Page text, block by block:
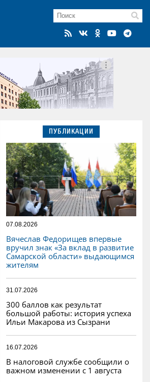
ПУБЛИКАЦИИ
07.08.2026
Вячеслав Федорищев впервые
вручил знак «За вклад в развитие
Самарской области» выдающимся
жителям
31.07.2026
300 баллов как результат
большой работы: история успеха
Ильи Макарова из Сызрани
16.07.2026
В налоговой службе сообщили о
важном изменении с 1 августа